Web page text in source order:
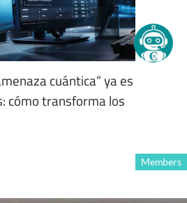
cuántica” ya es
cómo transforma los
Members